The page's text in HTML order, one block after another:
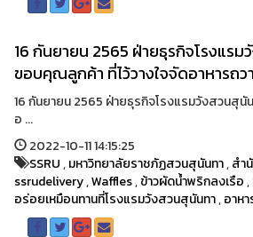
16 กันยายน 2565 ฝ่ายธุรกิจโรงแร
ขอบคุณลูกค้า ที่ไว้วางใจจัดอาหารถ
16 กันยายน 2565 ฝ่ายธุรกิจโรงแรมวังสวนสุ
อ ...
2022-10-11 14:15:25
SSRU,มหาวิทยาลัยราชภัฏสวนสุนันทา,สำ
ssrudelivery,Waffles,ข้าวผัดน้ำพริกลงเรือ,
อร่อยเหมือนทานที่โรงแรมวังสวนสุนันทา,อาห